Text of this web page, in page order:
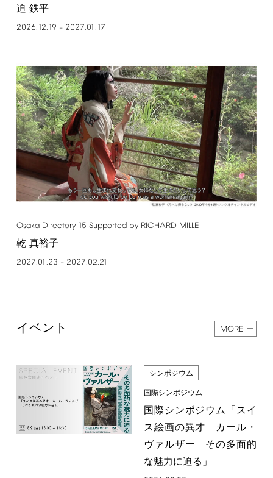
迫 鉄平
2026.12.19 – 2027.01.17
Osaka Directory 15 Supported by RICHARD MILLE
乾 真裕子
2027.01.23 – 2027.02.21
イベント MORE
シンポジウム
国際シンポジウム
国際シンポジウム「スイ
ス絵画の異才 カール・
ヴァルザー その多面的
な魅力に迫る」